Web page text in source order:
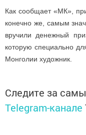
Как сообщает «МК»,
конечно же, самым
вручили денежный
которую специально
Монголии художник.
Следите за
Telegram-канале